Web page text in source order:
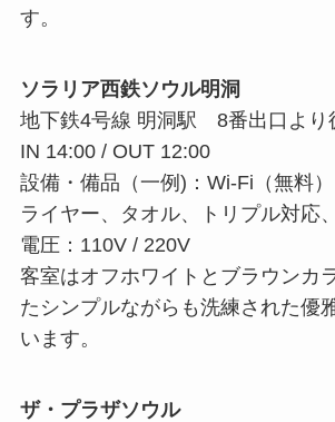
す。
ソラリア西鉄ソウル明洞
地下鉄4号線 明洞駅 8番出口より
IN 14:00 / OUT 12:00
設備・備品（一例)：Wi-Fi（無料
ライヤー、タオル、トリプル対応
電圧：110V / 220V
客室はオフホワイトとブラウンカ
たシンプルながらも洗練された優
います。
ザ・プラザソウル